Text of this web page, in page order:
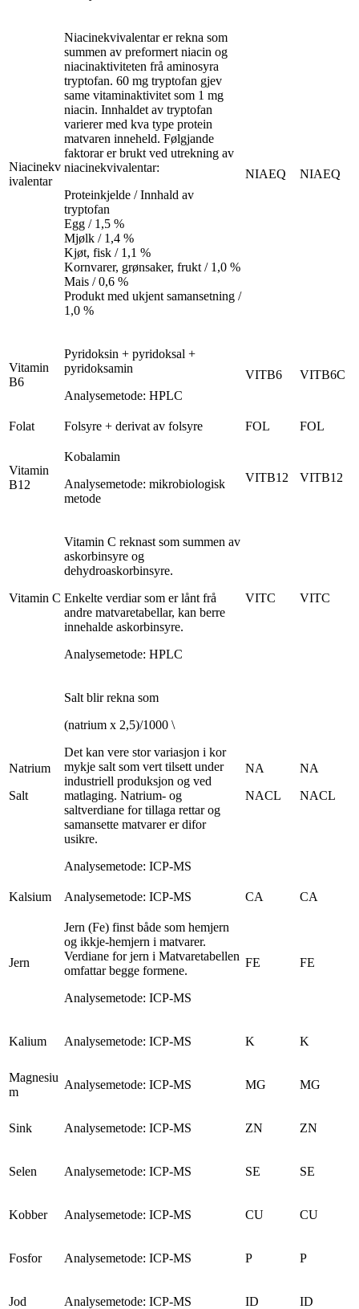
Niacinekv
ivalentar
Niacinekvivalentar er rekna som
summen av preformert niacin og
niacinaktiviteten frå aminosyra
tryptofan. 60 mg tryptofan gjev
same vitaminaktivitet som 1 mg
niacin. Innhaldet av tryptofan
varierer med kva type protein
matvaren inneheld. Følgjande
faktorar er brukt ved utrekning av
niacinekvivalentar:
Proteinkjelde / Innhald av
tryptofan
Egg / 1,5 %
Mjølk / 1,4 %
Kjøt, fisk / 1,1 %
Kornvarer, grønsaker, frukt / 1,0 %
Mais / 0,6 %
Produkt med ukjent samansetning /
1,0 %
NIAEQ NIAEQ
Vitamin
B6
Pyridoksin + pyridoksal +
pyridoksamin
Analysemetode: HPLC
VITB6 VITB6C
Folat Folsyre + derivat av folsyre FOL FOL
Vitamin
B12
Kobalamin
Analysemetode: mikrobiologisk
metode
VITB12 VITB12
Vitamin C
Vitamin C reknast som summen av
askorbinsyre og
dehydroaskorbinsyre.
Enkelte verdiar som er lånt frå
andre matvaretabellar, kan berre
innehalde askorbinsyre.
Analysemetode: HPLC
VITC VITC
Natrium
Salt
Salt blir rekna som
(natrium x 2,5)/1000 \
Det kan vere stor variasjon i kor
mykje salt som vert tilsett under
industriell produksjon og ved
matlaging. Natrium- og
saltverdiane for tillaga rettar og
samansette matvarer er difor
usikre.
Analysemetode: ICP-MS
NA
NACL
NA
NACL
Kalsium Analysemetode: ICP-MS CA CA
Jern
Jern (Fe) finst både som hemjern
og ikkje-hemjern i matvarer.
Verdiane for jern i Matvaretabellen
omfattar begge formene.
Analysemetode: ICP-MS
FE FE
Kalium Analysemetode: ICP-MS K K
Magnesiu
m
Analysemetode: ICP-MS MG MG
Sink Analysemetode: ICP-MS ZN ZN
Selen Analysemetode: ICP-MS SE SE
Kobber Analysemetode: ICP-MS CU CU
Fosfor Analysemetode: ICP-MS P P
Jod Analysemetode: ICP-MS ID ID